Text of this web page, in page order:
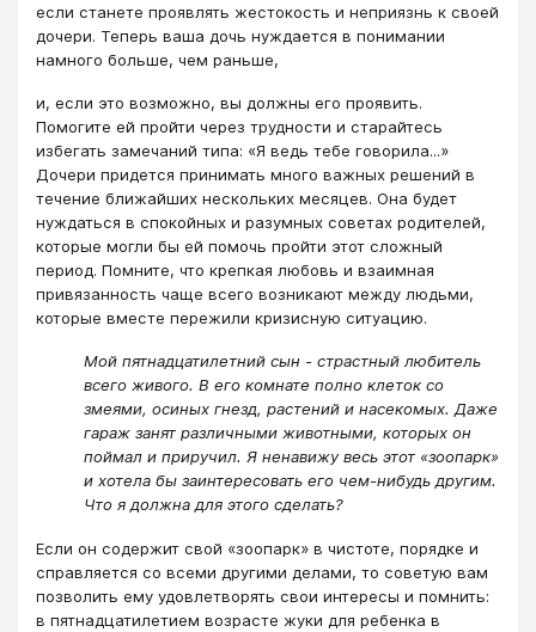
если станете проявлять жестокость и неприязнь к своей
дочери. Теперь ваша дочь нуждается в понимании
намного больше, чем раньше,
и, если это возможно, вы должны его проявить.
Помогите ей пройти через трудности и старайтесь
избегать замечаний типа: «Я ведь тебе говорила...»
Дочери придется принимать много важных решений в
течение ближайших нескольких месяцев. Она будет
нуждаться в спокойных и разумных советах родителей,
которые могли бы ей помочь пройти этот сложный
период. Помните, что крепкая любовь и взаимная
привязанность чаще всего возникают между людьми,
которые вместе пережили кризисную ситуацию.
Мой пятнадцатилетний сын - страстный любитель
всего живого. В его комнате полно клеток со
змеями, осиных гнезд, растений и насекомых. Даже
гараж занят различными животными, которых он
поймал и приручил. Я ненавижу весь этот «зоопарк»
и хотела бы заинтересовать его чем-нибудь другим.
Что я должна для этого сделать?
Если он содержит свой «зоопарк» в чистоте, порядке и
справляется со всеми другими делами, то советую вам
позволить ему удовлетворять свои интересы и помнить:
в пятнадцатилетием возрасте жуки для ребенка в